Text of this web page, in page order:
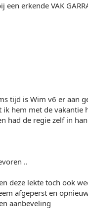
erkende VAK
tijd is Wim v6 er aan
hem met de
had de regie zelf in
..
deze lekte toch ook
afgeperst en
aanbeveling